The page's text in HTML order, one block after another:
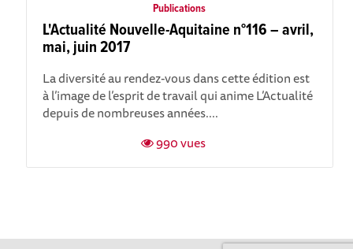
Publications
L'Actualité Nouvelle-Aquitaine n°116 – avril,
mai, juin 2017
La diversité au rendez-vous dans cette édition est
à l’image de l’esprit de travail qui anime L’Actualité
depuis de nombreuses années....
990 vues